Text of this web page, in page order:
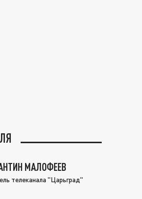
МАЛОФЕЕВ
телеканала "Царьград"